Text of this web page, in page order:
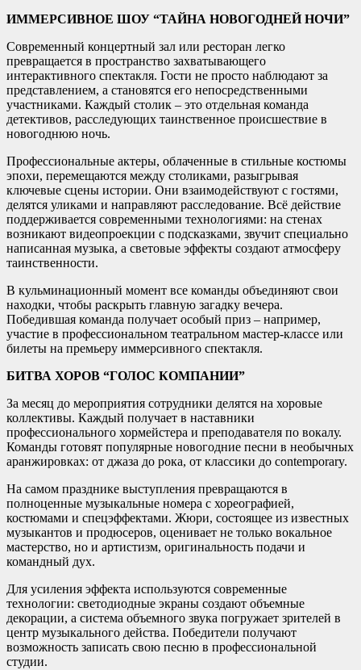
ИММЕРСИВНОЕ ШОУ “ТАЙНА НОВОГОДНЕЙ НОЧИ”
Современный концертный зал или ресторан легко
превращается в пространство захватывающего
интерактивного спектакля. Гости не просто наблюдают за
представлением, а становятся его непосредственными
участниками. Каждый столик – это отдельная команда
детективов, расследующих таинственное происшествие в
новогоднюю ночь.
Профессиональные актеры, облаченные в стильные костюмы
эпохи, перемещаются между столиками, разыгрывая
ключевые сцены истории. Они взаимодействуют с гостями,
делятся уликами и направляют расследование. Всё действие
поддерживается современными технологиями: на стенах
возникают видеопроекции с подсказками, звучит специально
написанная музыка, а световые эффекты создают атмосферу
таинственности.
В кульминационный момент все команды объединяют свои
находки, чтобы раскрыть главную загадку вечера.
Победившая команда получает особый приз – например,
участие в профессиональном театральном мастер-классе или
билеты на премьеру иммерсивного спектакля.
БИТВА ХОРОВ “ГОЛОС КОМПАНИИ”
За месяц до мероприятия сотрудники делятся на хоровые
коллективы. Каждый получает в наставники
профессионального хормейстера и преподавателя по вокалу.
Команды готовят популярные новогодние песни в необычных
аранжировках: от джаза до рока, от классики до contemporary.
На самом празднике выступления превращаются в
полноценные музыкальные номера с хореографией,
костюмами и спецэффектами. Жюри, состоящее из известных
музыкантов и продюсеров, оценивает не только вокальное
мастерство, но и артистизм, оригинальность подачи и
командный дух.
Для усиления эффекта используются современные
технологии: светодиодные экраны создают объемные
декорации, а система объемного звука погружает зрителей в
центр музыкального действа. Победители получают
возможность записать свою песню в профессиональной
студии.